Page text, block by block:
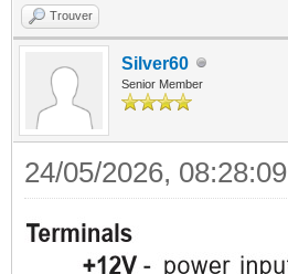
Trouver
Silver60
Senior Member
24/05/2026, 08:28:09